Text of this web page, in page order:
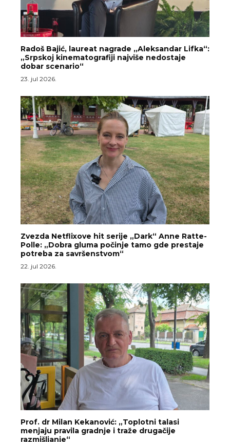
Radoš Bajić, laureat nagrade „Aleksandar Lifka“:
„Srpskoj kinematografiji najviše nedostaje
dobar scenario“
23. jul 2026.
Zvezda Netflixove hit serije „Dark“ Anne Ratte-
Polle: „Dobra gluma počinje tamo gde prestaje
potreba za savršenstvom“
22. jul 2026.
Prof. dr Milan Kekanović: „Toplotni talasi
menjaju pravila gradnje i traže drugačije
razmišljanje“